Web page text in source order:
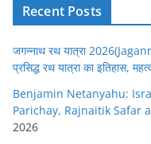
Recent Posts
जगन्नाथ रथ यात्रा
प्रसिद्ध रथ यात्रा का इतिहास,
Benjamin Netanyahu:
Parichay, Rajnaitik Safar
2026